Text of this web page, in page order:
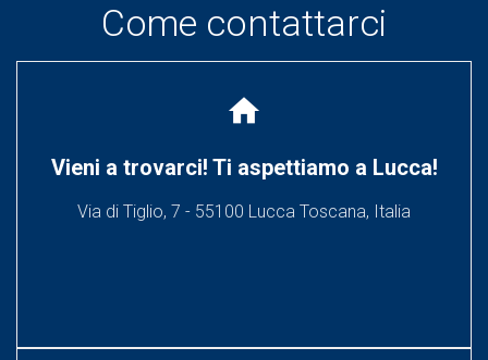
Come contattarci
home
Vieni a trovarci! Ti aspettiamo a Lucca!
Via di Tiglio, 7 - 55100 Lucca Toscana, Italia